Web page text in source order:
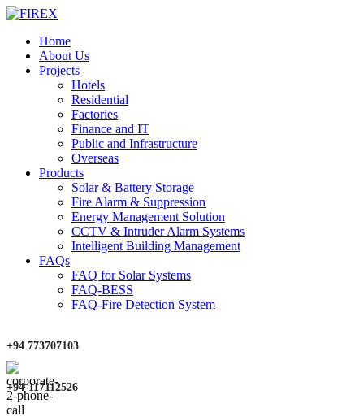
Home
About Us
Projects
Hotels
Residential
Factories
Finance and IT
Public and Infrastructure
Overseas
Products
Solar & Battery Storage
Fire Alarm & Suppression
Energy Management Solution
CCTV & Intruder Alarm Systems
Intelligent Building Management
FAQs
FAQ for Solar Systems
FAQ-BESS
FAQ-Fire Detection System
+94 773707103
+94-117112526